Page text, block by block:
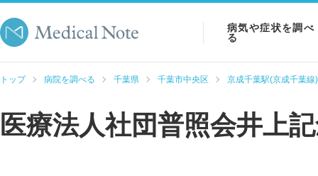
病気や症状を調べ
る
トップ 病院を調べる 千葉県 千葉市中央区 京成千葉駅(京成千葉線)
医療法人社団普照会井上